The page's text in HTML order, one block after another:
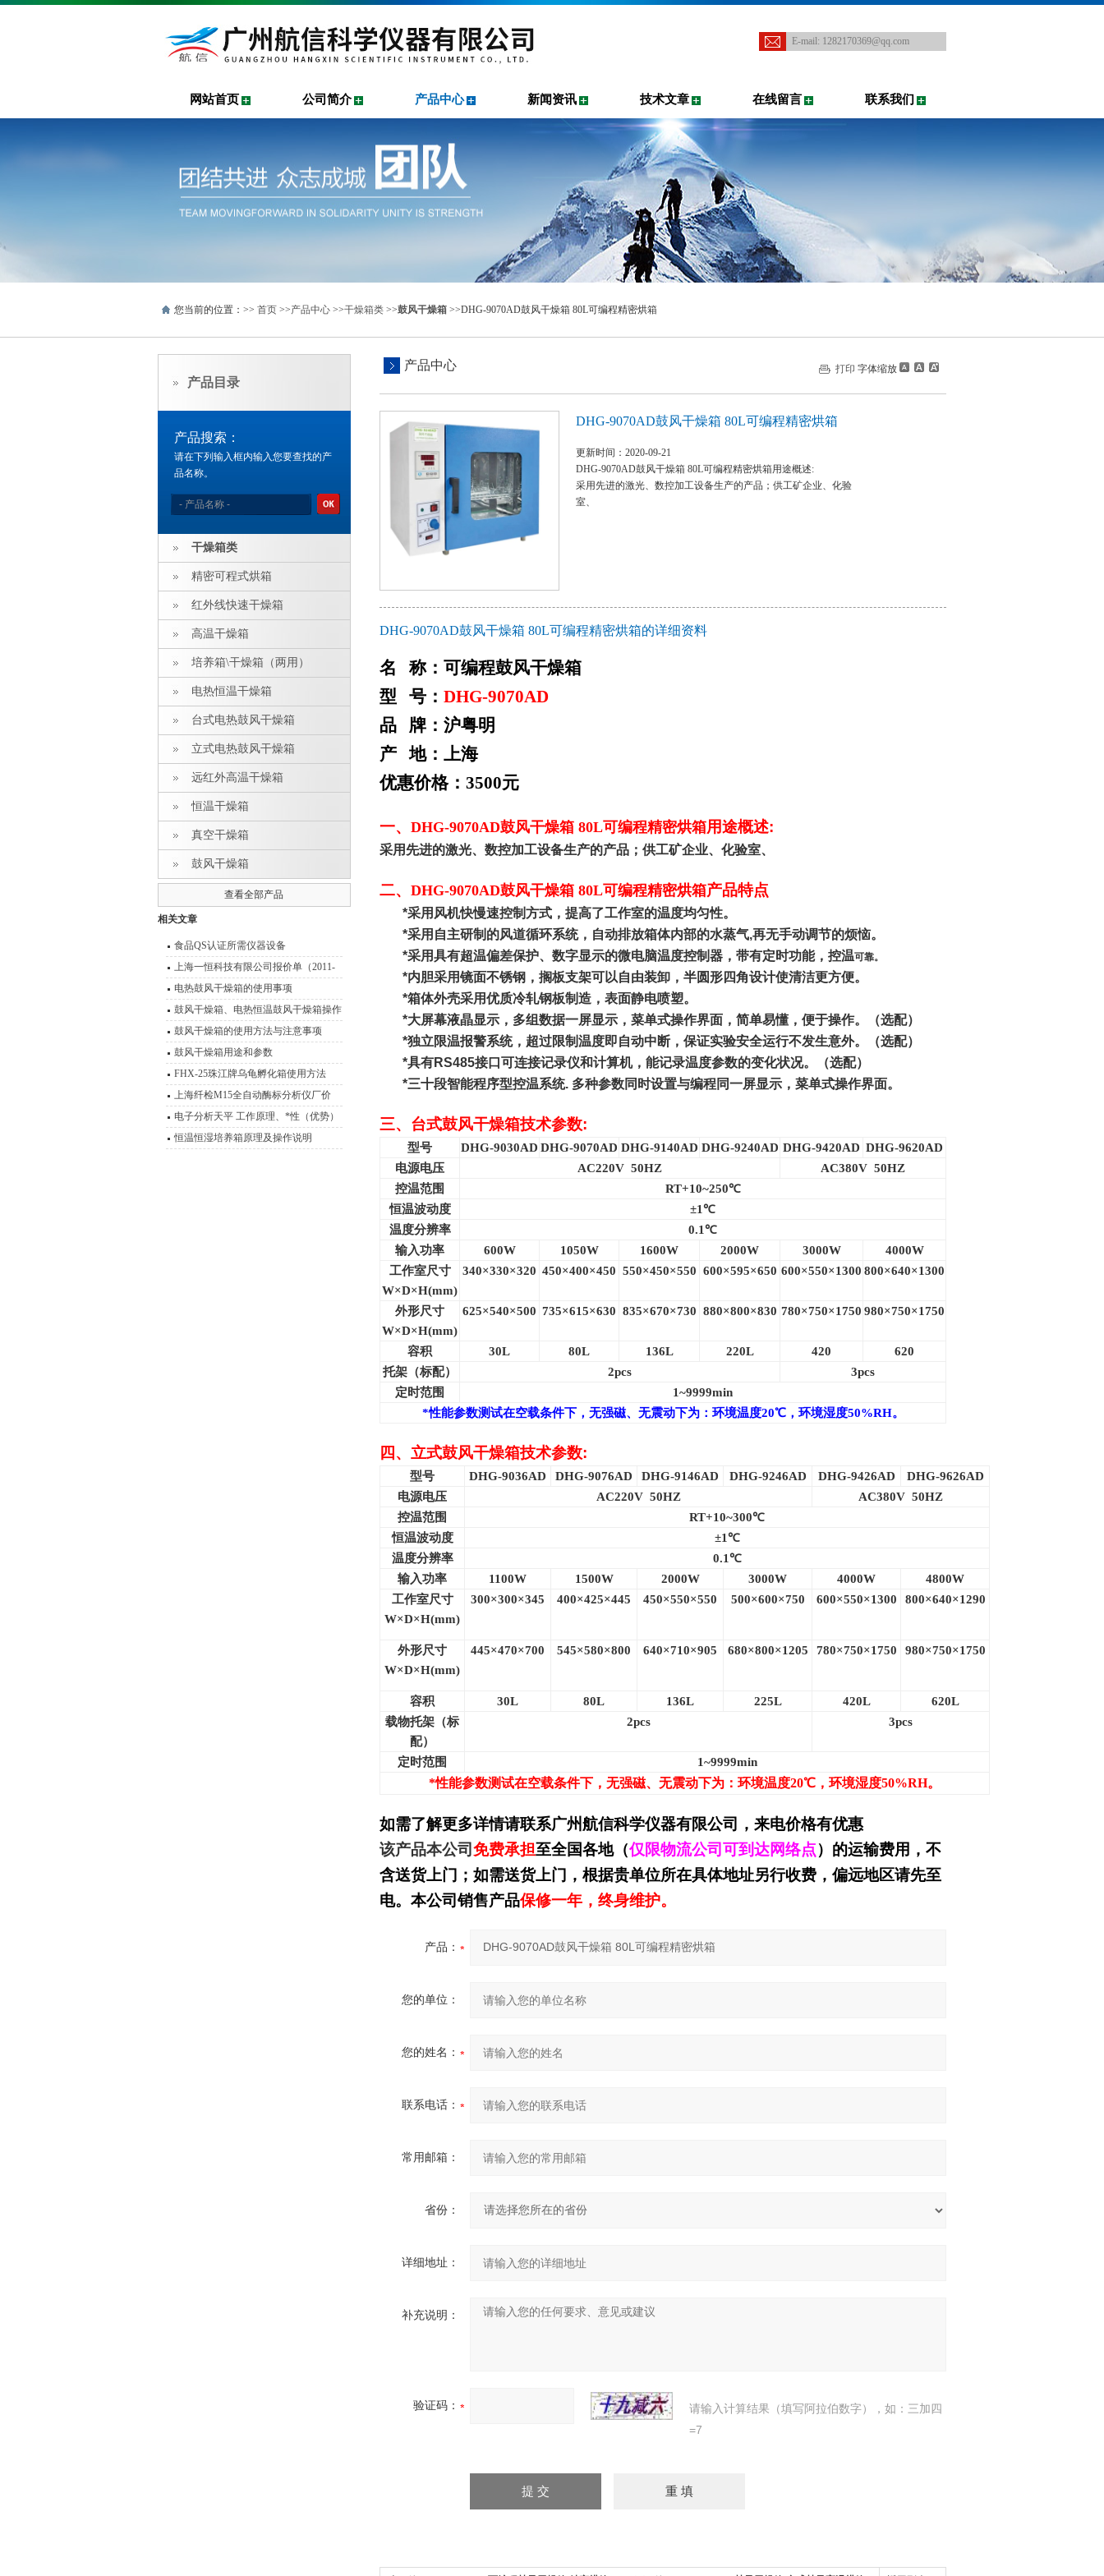
E-mail: 1282170369@qq.com
网站首页 公司简介 产品中心 新闻资讯 技术文章 在线留言 联系我们
您当前的位置：>> 首页 >>产品中心 >>干燥箱类 >>鼓风干燥箱 >>DHG-9070AD鼓风干燥箱 80L可编程精密烘箱
产品目录
产品搜索：
请在下列输入框内输入您要查找的产
品名称。
干燥箱类
精密可程式烘箱
红外线快速干燥箱
高温干燥箱
培养箱\干燥箱（两用）
电热恒温干燥箱
台式电热鼓风干燥箱
立式电热鼓风干燥箱
远红外高温干燥箱
恒温干燥箱
真空干燥箱
鼓风干燥箱
查看全部产品
相关文章
食品QS认证所需仪器设备
上海一恒科技有限公司报价单（2011-
2012）
电热鼓风干燥箱的使用事项
鼓风干燥箱、电热恒温鼓风干燥箱操作
技术 性能特点
鼓风干燥箱的使用方法与注意事项
鼓风干燥箱用途和参数
FHX-25珠江牌乌龟孵化箱使用方法
上海纤检M15全自动酶标分析仪厂价
电子分析天平 工作原理、*性（优势）
恒温恒湿培养箱原理及操作说明
产品中心 打印 字体缩放
DHG-9070AD鼓风干燥箱 80L可编程精密烘箱
更新时间：2020-09-21
DHG-9070AD鼓风干燥箱 80L可编程精密烘箱用途概述:
采用先进的激光、数控加工设备生产的产品；供工矿企业、化验
室、
DHG-9070AD鼓风干燥箱 80L可编程精密烘箱的详细资料
名 称：可编程鼓风干燥箱
型 号： DHG-9070AD
品 牌：沪粤明
产 地：上海
优惠价格：3500元
一、 DHG-9070AD鼓风干燥箱 80L可编程精密烘箱用途概述:
采用先进的激光、数控加工设备生产的产品；供工矿企业、化验室、
二、 DHG-9070AD鼓风干燥箱 80L可编程精密烘箱产品特点
*采用风机快慢速控制方式，提高了工作室的温度均匀性。
*采用自主研制的风道循环系统，自动排放箱体内部的水蒸气,再无手动调节的烦恼。
*采用具有超温偏差保护、数字显示的微电脑温度控制器，带有定时功能，控温可靠。
*内胆采用镜面不锈钢，搁板支架可以自由装卸，半圆形四角设计使清洁更方便。
*箱体外壳采用优质冷轧钢板制造，表面静电喷塑。
*大屏幕液晶显示，多组数据一屏显示，菜单式操作界面，简单易懂，便于操作。（选配）
*独立限温报警系统，超过限制温度即自动中断，保证实验安全运行不发生意外。（选配）
*具有RS485接口可连接记录仪和计算机，能记录温度参数的变化状况。（选配）
*三十段智能程序型控温系统. 多种参数同时设置与编程同一屏显示，菜单式操作界面。
三、台式鼓风干燥箱技术参数:
型号 DHG-9030AD DHG-9070AD DHG-9140AD DHG-9240AD DHG-9420AD DHG-9620AD
电源电压
AC220V 50HZ
AC380V 50HZ
控温范围
RT+10~250℃
恒温波动度
±1℃
温度分辨率
0.1℃
输入功率
600W 1050W 1600W 2000W 3000W
4000W
工作室尺寸
W×D×H(mm)
340×330×320 450×400×450 550×450×550 600×595×650 600×550×1300 800×640×1300
外形尺寸
W×D×H(mm)
625×540×500 735×615×630 835×670×730 880×800×830 780×750×1750 980×750×1750
容积 30L 80L 136L 220L 420
620
托架（标配）
2pcs
3pcs
定时范围
1~9999min
*性能参数测试在空载条件下，无强磁、无震动下为：环境温度20℃，环境湿度50%RH。
四、立式鼓风干燥箱技术参数:
型号 DHG-9036AD DHG-9076AD DHG-9146AD DHG-9246AD DHG-9426AD
DHG-9626AD
电源电压
AC220V 50HZ
AC380V 50HZ
控温范围
RT+10~300℃
恒温波动度
±1℃
温度分辨率
0.1℃
输入功率
1100W 1500W 2000W 3000W 4000W
4800W
工作室尺寸
W×D×H(mm)
300×300×345 400×425×445 450×550×550 500×600×750 600×550×1300 800×640×1290
外形尺寸
W×D×H(mm)
445×470×700 545×580×800 640×710×905 680×800×1205 780×750×1750 980×750×1750
容积 30L 80L 136L 225L 420L
620L
载物托架（标
配）
2pcs 3pcs
定时范围 1~9999min
*性能参数测试在空载条件下，无强磁、无震动下为：环境温度20℃，环境湿度50%RH。
如需了解更多详情请联系广州航信科学仪器有限公司 ，来电价格有优惠
该产品本公司免费承担至全国各地（仅限物流公司可到达网络点）的运输费用，不
含送货上门；如需送货上门，根据贵单位所在具体地址另行收费，偏远地区请先至
电。本公司销售产品保修一年，终身维护。
产品：
您的单位：
您的姓名：
联系电话：
常用邮箱：
省份：
详细地址：
补充说明：
验证码：
请输入计算结果（填写阿拉伯数字），如：三加四
=7